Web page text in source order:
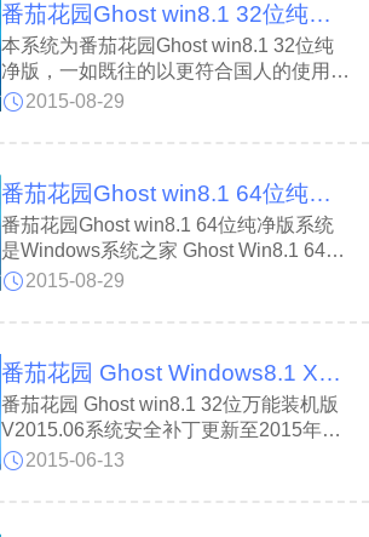
番茄花园Ghost win8.1 32位纯净版V15.09_win8.1专业版
本系统为番茄花园Ghost win8.1 32位纯
净版，一如既往的以更符合国人的使用习
惯为大前提，最小化精减，适当化增强优
同时集成目前最全的万能驱动包，补丁更
活，
2015-08-29
番茄花园Ghost win8.1 64位纯净版V15.09_win8.1专业版
番茄花园Ghost win8.1 64位纯净版系统
是Windows系统之家 Ghost Win8.1 64位
纯净版具有更安全、更稳定、更人性化等
面的硬件驱动，精心挑选的系统维护工
2015-08-29
番茄花园 Ghost Windows8.1 X86万能装机版V2015.06
番茄花园 Ghost win8.1 32位万能装机版
V2015.06系统安全补丁更新至2015年6
月，通过正版认证，支持在线升级，采用
安装盘制作而成，集成市面上最新的所有
2015-06-13